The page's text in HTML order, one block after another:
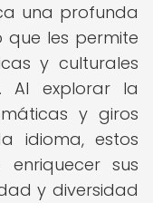
una profunda
que les permite
y culturales
Al explorar la
y giros
idioma, estos
sus
y diversidad